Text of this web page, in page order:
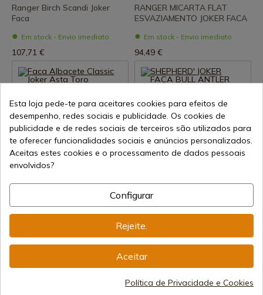
Ranger Birch Scandi Joker
Faca
Em stock - Envio imediato
107,71 €
RANGER MICARTA FLAT
ESVAZIAMENTO JOKER FACA
Em stock - Envio imediato
94,49 €
Ver produto
REF: NA158
Faca Albacete Classic Joker
Em stock - Envio imediato
REF: NA157
Joker
SHEPHERD' JOKER FACA BULL
Em stock - Envio imediato
65,92 €
Esta loja pede-te para aceitares cookies para efeitos de
desempenho, redes sociais e publicidade. Os cookies de
publicidade e de redes sociais de terceiros são utilizados para
te oferecer funcionalidades sociais e anúncios personalizados.
Aceitas estes cookies e o processamento de dados pessoais
envolvidos?
Configurar
Rejeite.
Aceitar
Política de Privacidade e Cookies